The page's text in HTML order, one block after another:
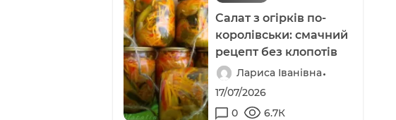
Салат з огірків по-
королівськи: смачний
рецепт без клопотів
Лариса Іванівна
17/07/2026
0
6.7К